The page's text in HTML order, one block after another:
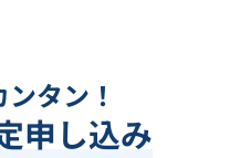
タン！
申し込み